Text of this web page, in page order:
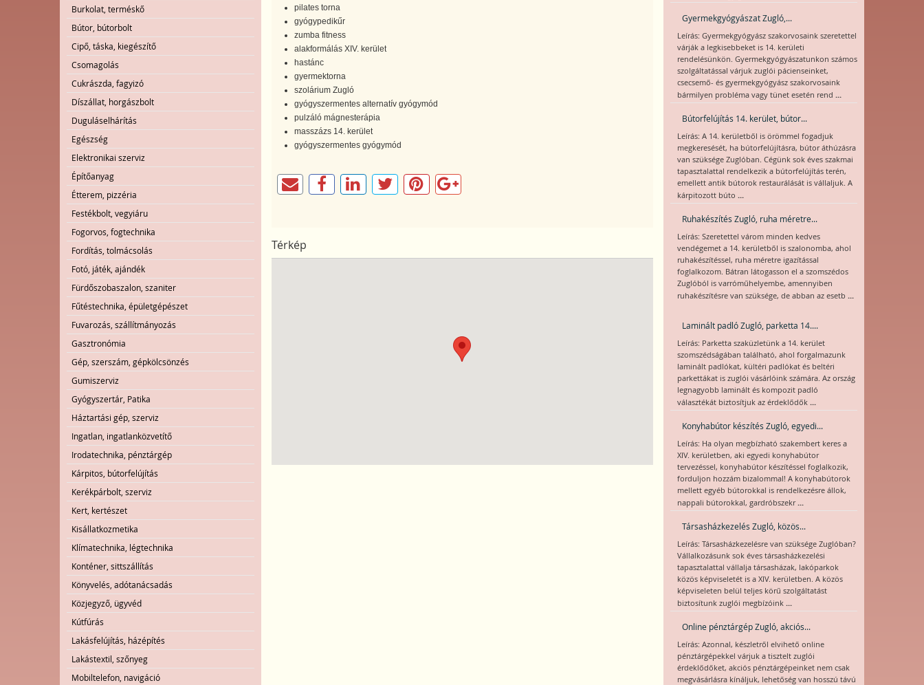
Burkolat, terméskő
Bútor, bútorbolt
Cipő, táska, kiegészítő
Csomagolás
Cukrászda, fagyizó
Díszállat, horgászbolt
Duguláselhárítás
Egészség
Elektronikai szerviz
Építőanyag
Étterem, pizzéria
Festékbolt, vegyiáru
Fogorvos, fogtechnika
Fordítás, tolmácsolás
Fotó, játék, ajándék
Fürdőszobaszalon, szaniter
Fűtéstechnika, épületgépészet
Fuvarozás, szállítmányozás
Gasztronómia
Gép, szerszám, gépkölcsönzés
Gumiszerviz
Gyógyszertár, Patika
Háztartási gép, szerviz
Ingatlan, ingatlanközvetítő
Irodatechnika, pénztárgép
Kárpitos, bútorfelújítás
Kerékpárbolt, szerviz
Kert, kertészet
Kisállatkozmetika
Klímatechnika, légtechnika
Konténer, sittszállítás
Könyvelés, adótanácsadás
Közjegyző, ügyvéd
Kútfúrás
Lakásfelújítás, házépítés
Lakástextil, szőnyeg
Mobiltelefon, navigáció
pilates torna
gyógypedikűr
zumba fitness
alakformálás XIV. kerület
hastánc
gyermektorna
szolárium Zugló
gyógyszermentes alternatív gyógymód
pulzáló mágnesterápia
masszázs 14. kerület
gyógyszermentes gyógymód
Térkép
Gyermekgyógyászat Zugló,...
Leírás: Gyermekgyógyász szakorvosaink szeretettel
várják a legkisebbeket is 14. kerületi
rendelésünkön. Gyermekgyógyászatunkon számos
szolgáltatással várjuk zuglói pácienseinket,
csecsemő- és gyermekgyógyász szakorvosaink
bármilyen probléma vagy tünet esetén rend ...
Bútorfelújítás 14. kerület, bútor...
Leírás: A 14. kerületből is örömmel fogadjuk
megkeresését, ha bútorfelújításra, bútor áthúzásra
van szüksége Zuglóban. Cégünk sok éves szakmai
tapasztalattal rendelkezik a bútorfelújítás terén,
emellett antik bútorok restaurálását is vállaljuk. A
kárpitozott búto ...
Ruhakészítés Zugló, ruha méretre...
Leírás: Szeretettel várom minden kedves
vendégemet a 14. kerületből is szalonomba, ahol
ruhakészítéssel, ruha méretre igazítással
foglalkozom. Bátran látogasson el a szomszédos
Zuglóból is varróműhelyembe, amennyiben
ruhakészítésre van szüksége, de abban az esetb ...
Laminált padló Zugló, parketta 14....
Leírás: Parketta szaküzletünk a 14. kerület
szomszédságában található, ahol forgalmazunk
laminált padlókat, kültéri padlókat és beltéri
parkettákat is zuglói vásárlóink számára. Az ország
legnagyobb laminált és kompozit padló
választékát biztosítjuk az érdeklődők ...
Konyhabútor készítés Zugló, egyedi...
Leírás: Ha olyan megbízható szakembert keres a
XIV. kerületben, aki egyedi konyhabútor
tervezéssel, konyhabútor készítéssel foglalkozik,
forduljon hozzám bizalommal! A konyhabútorok
mellett egyéb bútorokkal is rendelkezésre állok,
nappali bútorokkal, gardróbszekr...
Társasházkezelés Zugló, közös...
Leírás: Társasházkezelésre van szüksége Zuglóban?
Vállalkozásunk sok éves társasházkezelési
tapasztalattal vállalja társasházak, lakóparkok
közös képviseletét is a XIV. kerületben. A közös
képviseleten belül teljes körű szolgáltatást
biztosítunk zuglói megbízóink ...
Online pénztárgép Zugló, akciós...
Leírás: Azonnal, készletről elvihető online
pénztárgépekkel várjuk a tisztelt zuglói
érdeklődőket, akciós pénztárgépeinket nem csak
megvásárlásra kínáljuk, lehetőség van hosszú távú